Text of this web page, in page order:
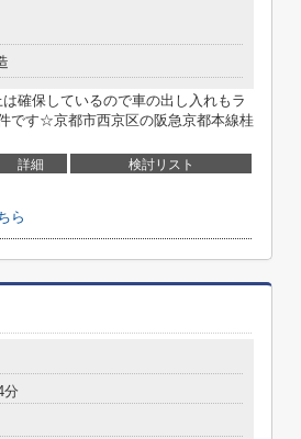
確保しているので車の出し入れもラ
です☆京都市西京区の阪急京都本線桂
詳細 検討リスト
ら
分